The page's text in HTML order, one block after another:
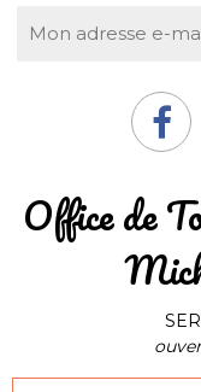
​Office de